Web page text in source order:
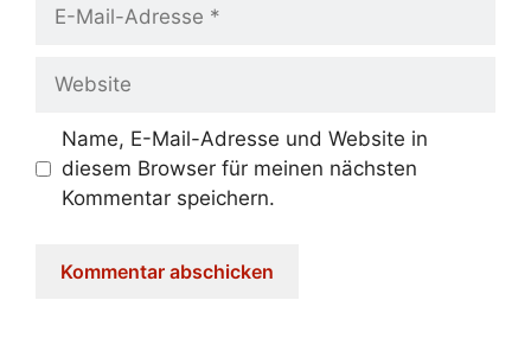
Website
Name, E-Mail-Adresse und Website in
diesem Browser für meinen nächsten
Kommentar speichern.